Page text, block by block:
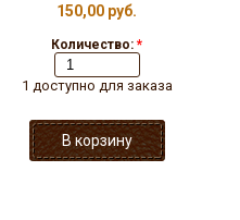
150,00 руб.
Количество: *
1 доступно для заказа